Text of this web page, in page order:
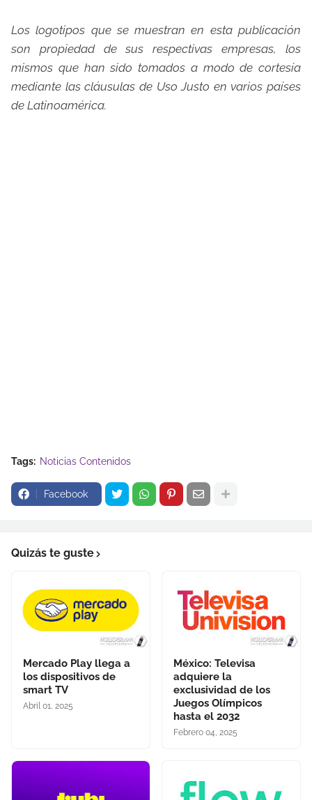
Los logotipos que se muestran en esta publicación
son propiedad de sus respectivas empresas, los
mismos que han sido tomados a modo de cortesía
mediante las cláusulas de Uso Justo en varios países
de Latinoamérica.
Tags: Noticias Contenidos
Facebook
Quizás te guste
Mercado Play llega a
los dispositivos de
smart TV
Abril 01, 2025
México: Televisa
adquiere la
exclusividad de los
Juegos Olímpicos
hasta el 2032
Febrero 04, 2025